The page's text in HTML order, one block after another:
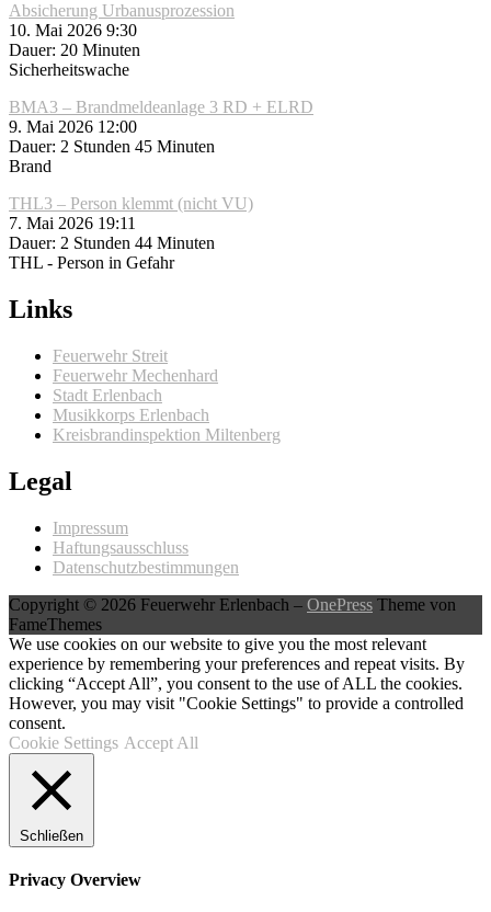
Absicherung Urbanusprozession
10. Mai 2026 9:30
Dauer: 20 Minuten
Sicherheitswache
BMA3 – Brandmeldeanlage 3 RD + ELRD
9. Mai 2026 12:00
Dauer: 2 Stunden 45 Minuten
Brand
THL3 – Person klemmt (nicht VU)
7. Mai 2026 19:11
Dauer: 2 Stunden 44 Minuten
THL - Person in Gefahr
Links
Feuerwehr Streit
Feuerwehr Mechenhard
Stadt Erlenbach
Musikkorps Erlenbach
Kreisbrandinspektion Miltenberg
Legal
Impressum
Haftungsausschluss
Datenschutzbestimmungen
Copyright © 2026 Feuerwehr Erlenbach – OnePress Theme von
FameThemes
We use cookies on our website to give you the most relevant
experience by remembering your preferences and repeat visits. By
clicking “Accept All”, you consent to the use of ALL the cookies.
However, you may visit "Cookie Settings" to provide a controlled
consent.
Cookie Settings Accept All
Schließen
Privacy Overview